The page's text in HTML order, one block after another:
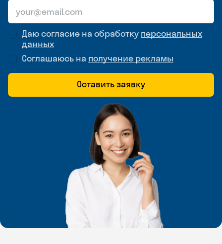
Даю согласие на обработку персональных
данных
Соглашаюсь на получение рекламы
Оставить заявку